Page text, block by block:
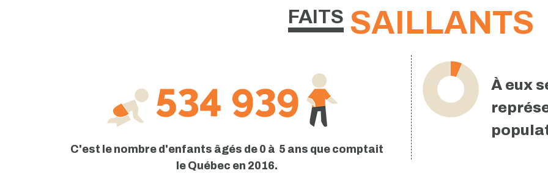
FAITS SAILLANTS
C'est le nombre d'enfants âgés de 0 à 5 ans que comptait
le Québec en 2016.
À eux